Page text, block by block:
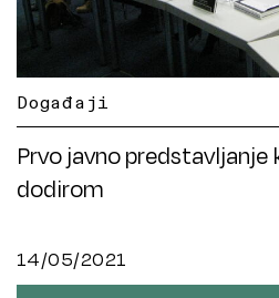
Događaji
Prvo javno
dodirom
14/05/2021